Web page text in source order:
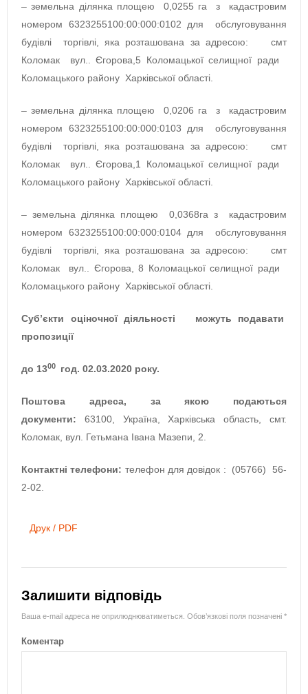
– земельна ділянка площею 0,0255 га з кадастровим
номером 6323255100:00:000:0102 для обслуговування
будівлі торгівлі, яка розташована за адресою: смт
Коломак вул.. Єгорова,5 Коломацької селищної ради
Коломацького району Харківської області.
– земельна ділянка площею 0,0206 га з кадастровим
номером 6323255100:00:000:0103 для обслуговування
будівлі торгівлі, яка розташована за адресою: смт
Коломак вул.. Єгорова,1 Коломацької селищної ради
Коломацького району Харківської області.
– земельна ділянка площею 0,0368га з кадастровим
номером 6323255100:00:000:0104 для обслуговування
будівлі торгівлі, яка розташована за адресою: смт
Коломак вул.. Єгорова, 8 Коломацької селищної ради
Коломацького району Харківської області.
Суб’єкти оціночної діяльності
можуть подавати
пропозиції
до 1300 год. 02.03.2020 року.
Поштова адреса, за якою подаються
документи: 63100, Україна, Харківська область, смт.
Коломак, вул. Гетьмана Івана Мазепи, 2.
Контактні телефони: телефон для довідок : (05766) 56-
2-02.
Друк / PDF
Залишити відповідь
Ваша e-mail адреса не оприлюднюватиметься. Обов’язкові поля позначені *
Коментар